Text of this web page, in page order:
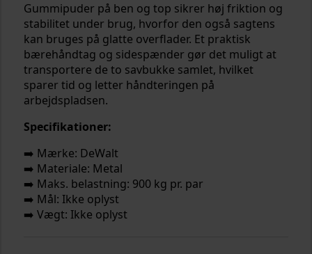
Gummipuder på ben og top sikrer høj friktion og
stabilitet under brug, hvorfor den også sagtens
kan bruges på glatte overflader. Et praktisk
bærehåndtag og sidespænder gør det muligt at
transportere de to savbukke samlet, hvilket
sparer tid og letter håndteringen på
arbejdspladsen.
Specifikationer:
➡️ Mærke: DeWalt
➡️ Materiale: Metal
➡️ Maks. belastning: 900 kg pr. par
➡️ Mål: Ikke oplyst
➡️ Vægt: Ikke oplyst